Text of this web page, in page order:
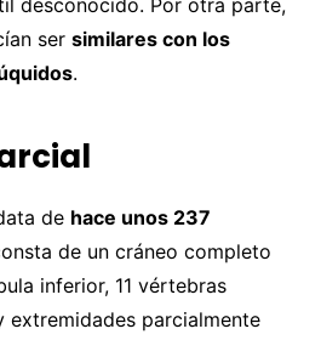
desconocido. Por otra parte,
ser similares con los
.
de hace unos 237
de un cráneo completo
inferior, 11 vértebras
extremidades parcialmente